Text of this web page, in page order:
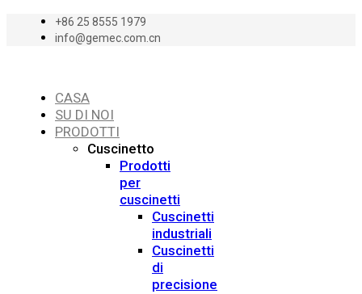
+86 25 8555 1979
info@gemec.com.cn
CASA
SU DI NOI
PRODOTTI
Cuscinetto
Prodotti
per
cuscinetti
Cuscinetti
industriali
Cuscinetti
di
precisione